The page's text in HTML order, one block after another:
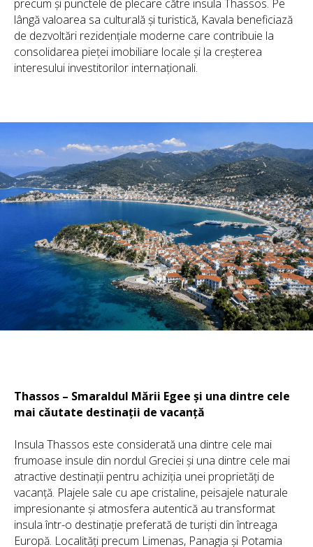
precum și punctele de plecare către insula Thassos. Pe
lângă valoarea sa culturală și turistică, Kavala beneficiază
de dezvoltări rezidențiale moderne care contribuie la
consolidarea pieței imobiliare locale și la creșterea
interesului investitorilor internaționali.
Thassos – Smaraldul Mării Egee și una dintre cele
mai căutate destinații de vacanță
Insula Thassos este considerată una dintre cele mai
frumoase insule din nordul Greciei și una dintre cele mai
atractive destinații pentru achiziția unei proprietăți de
vacanță. Plajele sale cu ape cristaline, peisajele naturale
impresionante și atmosfera autentică au transformat
insula într-o destinație preferată de turiști din întreaga
Europă. Localități precum Limenas, Panagia și Potamia